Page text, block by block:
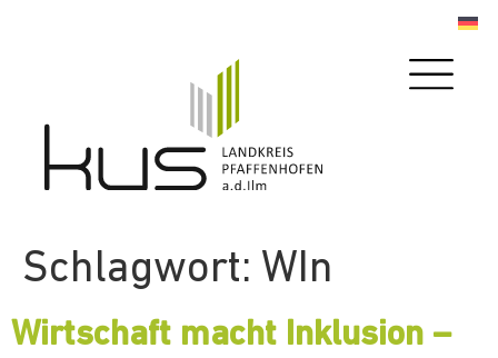
Schlagwort: WIn
Wirtschaft macht Inklusion –